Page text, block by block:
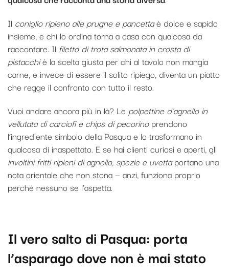
Il coniglio ripieno alle prugne e pancettaè dolce e sapido
insieme, e chi lo ordina torna a casa con qualcosa da
raccontare. Il filetto di trota salmonata in crosta di
pistacchiè la scelta giusta per chi al tavolo non mangia
carne, e invece di essere il solito ripiego, diventa un piatto
che regge il confronto con tutto il resto.
Vuoi andare ancora più in là? Le polpettine d’agnello in
vellutata di carciofi e chips di pecorinoprendono
l’ingrediente simbolo della Pasqua e lo trasformano in
qualcosa di inaspettato. E se hai clienti curiosi e aperti, gli
involtini fritti ripieni di agnello, spezie e uvettaportano una
nota orientale che non stona — anzi, funziona proprio
perché nessuno se l’aspetta.
Il vero salto di Pasqua: porta
l’asparago dove non è mai stato